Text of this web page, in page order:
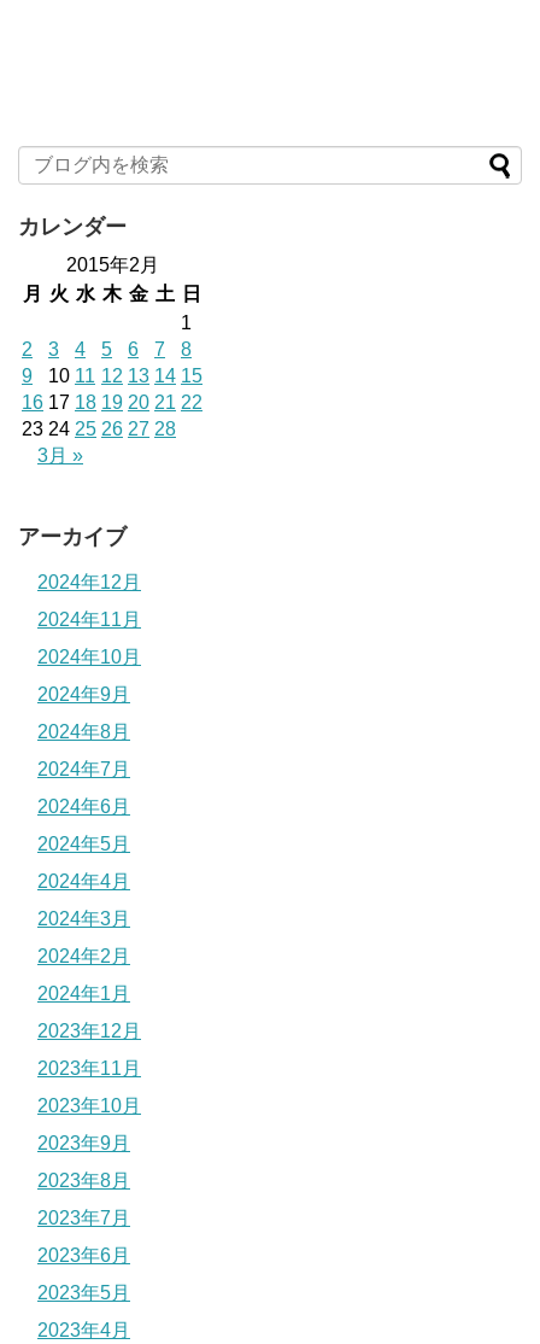
カレンダー
2015年2月
月
火 水 木 金 土
日
1
2
3 4 5 6 7
8
9
10 11 12 13 14 15
16 17 18 19 20 21 22
23 24 25 26 27 28
3月 »
アーカイブ
2024年12月
2024年11月
2024年10月
2024年9月
2024年8月
2024年7月
2024年6月
2024年5月
2024年4月
2024年3月
2024年2月
2024年1月
2023年12月
2023年11月
2023年10月
2023年9月
2023年8月
2023年7月
2023年6月
2023年5月
2023年4月